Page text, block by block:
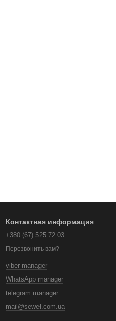
Контактная информация
+380 (67) 525 72 03
Перезвонить вам?
viber manager
WhatsApp manager
telegram manager
mail@sewel.com.ua